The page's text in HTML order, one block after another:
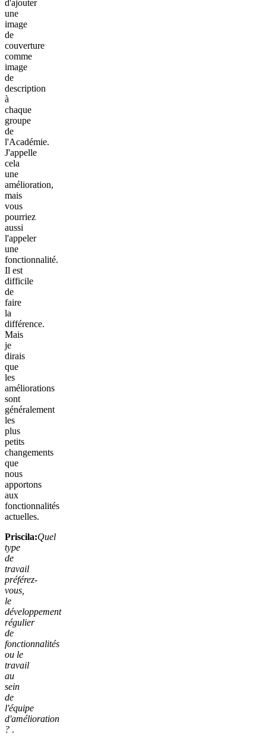
d'ajouter
une
image
de
couverture
comme
image
de
description
à
chaque
groupe
de
l'Académie.
J'appelle
cela
une
amélioration,
mais
vous
pourriez
aussi
l'appeler
une
fonctionnalité.
Il est
difficile
de
faire
la
différence.
Mais
je
dirais
que
les
améliorations
sont
généralement
les
plus
petits
changements
que
nous
apportons
aux
fonctionnalités
actuelles.
Priscila:Quel
type
de
travail
préférez-
vous,
le
développement
régulier
de
fonctionnalités
ou le
travail
au
sein
de
l'équipe
d'amélioration
? .